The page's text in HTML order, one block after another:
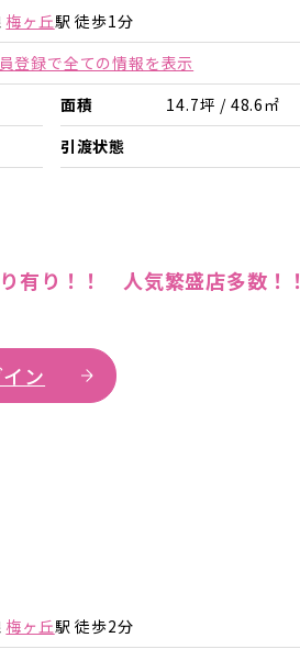
細を見る
梅ヶ丘駅 徒歩1分
登録で全ての情報を表示
面積
14.7坪 / 48.6㎡
引渡状態
有り！！ 人気繁盛店多数！！
ン
細を見る
梅ヶ丘駅 徒歩2分